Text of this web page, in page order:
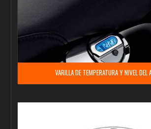
VARILLA DE TEMPERATURA Y NIVEL DEL